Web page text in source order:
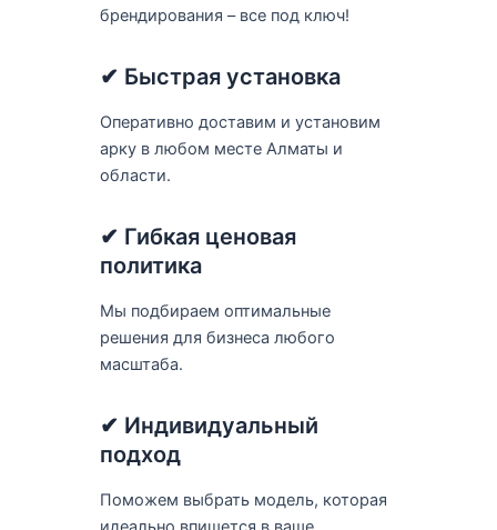
брендирования – все под ключ!
✔ Быстрая установка
Оперативно доставим и установим
арку в любом месте Алматы и
области.
✔ Гибкая ценовая
политика
Мы подбираем оптимальные
решения для бизнеса любого
масштаба.
✔ Индивидуальный
подход
Поможем выбрать модель, которая